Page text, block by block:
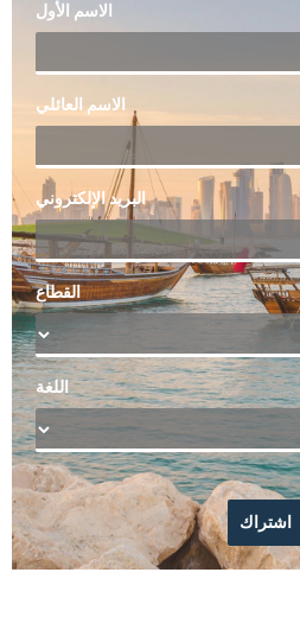
الاسم الأول
الاسم العائلي
البريد الإلكتروني
القطاع
اللغة